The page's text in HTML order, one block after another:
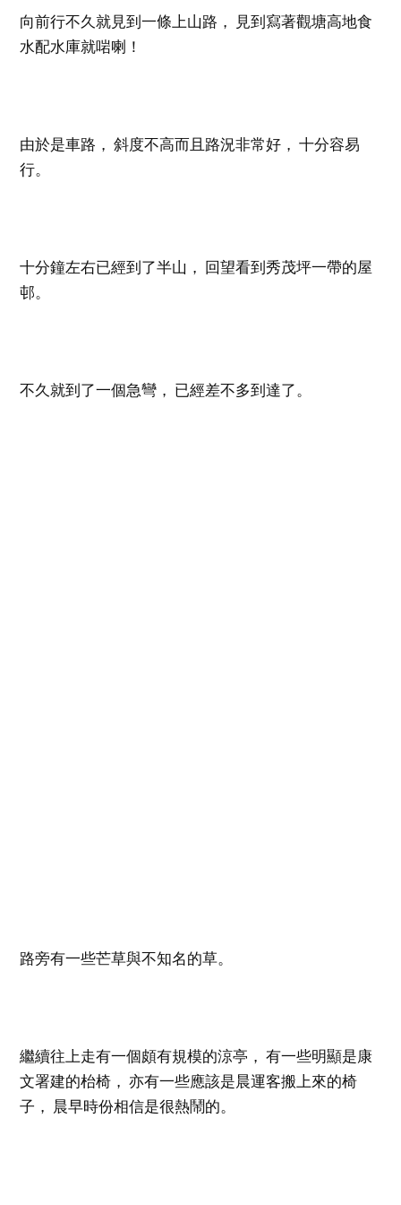
向前行不久就見到一條上山路， 見到寫著觀塘高地食
水配水庫就啱喇！
由於是車路， 斜度不高而且路況非常好， 十分容易
行。
十分鐘左右已經到了半山， 回望看到秀茂坪一帶的屋
邨。
不久就到了一個急彎， 已經差不多到達了。
路旁有一些芒草與不知名的草。
繼續往上走有一個頗有規模的涼亭， 有一些明顯是康
文署建的枱椅， 亦有一些應該是晨運客搬上來的椅
子， 晨早時份相信是很熱鬧的。